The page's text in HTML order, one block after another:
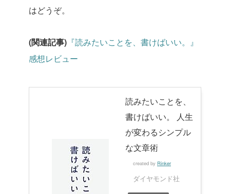
はどうぞ。
(関連記事) 『読みたいことを、書けばいい。』
感想レビュー
読みたいことを、
書けばいい。 人生
が変わるシンプル
な文章術
created by Rinker
ダイヤモンド社